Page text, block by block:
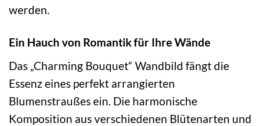
werden.
Ein Hauch von Romantik für Ihre Wände
Das „Charming Bouquet“ Wandbild fängt die
Essenz eines perfekt arrangierten
Blumenstraußes ein. Die harmonische
Komposition aus verschiedenen Blütenarten und